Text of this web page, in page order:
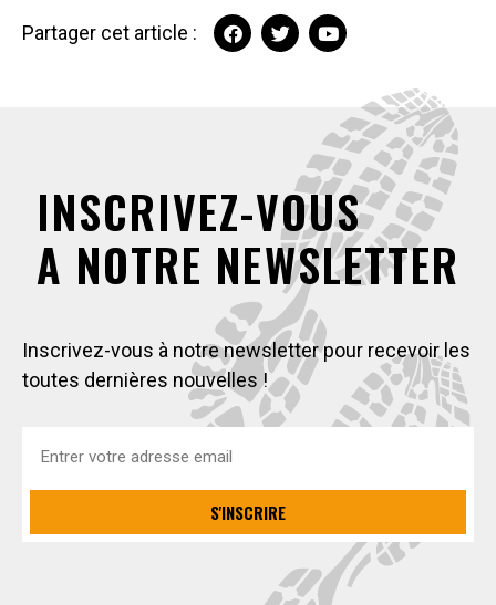
Partager cet article :
INSCRIVEZ-VOUS
A NOTRE NEWSLETTER
Inscrivez-vous à notre newsletter pour recevoir les
toutes dernières nouvelles !
S'INSCRIRE